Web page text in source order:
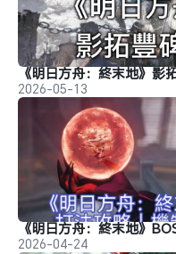
2026-05-13
2026-04-24